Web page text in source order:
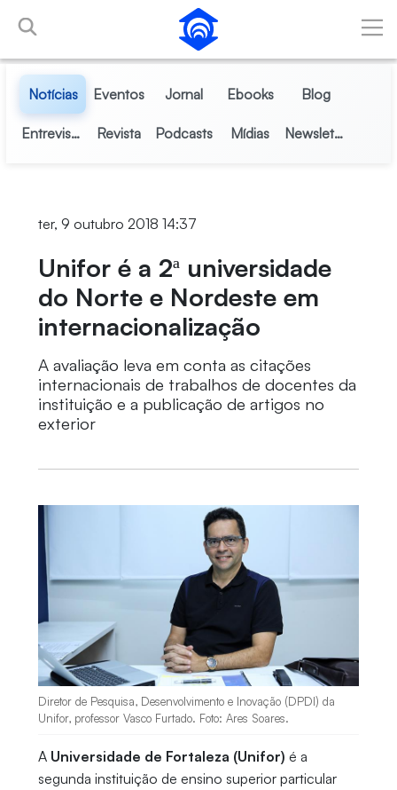
Pular para o Conteúdo principal
Notícias Eventos Jornal Ebooks Blog
Entrevistas Revista Podcasts Mídias Newsletter
ter, 9 outubro 2018 14:37
Unifor é a 2ª universidade
do Norte e Nordeste em
internacionalização
A avaliação leva em conta as citações
internacionais de trabalhos de docentes da
instituição e a publicação de artigos no
exterior
Diretor de Pesquisa, Desenvolvimento e Inovação (DPDI) da
Unifor, professor Vasco Furtado. Foto: Ares Soares.
A Universidade de Fortaleza (Unifor) é a
segunda instituição de ensino superior particular